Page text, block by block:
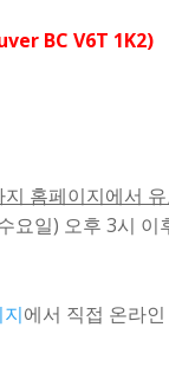
BC V6T 1K2)
지 홈페이지에서
일) 오후 3시
에서 직접 온라